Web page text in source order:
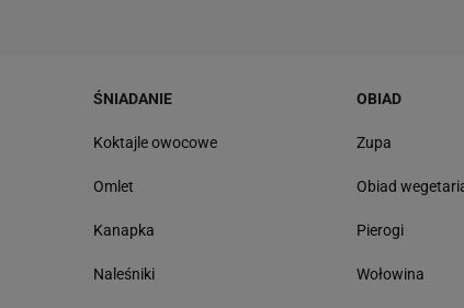
ŚNIADANIE
Koktajle owocowe
Omlet
Kanapka
Naleśniki
OBIAD
Zupa
Obiad
Pierogi
Wołowina